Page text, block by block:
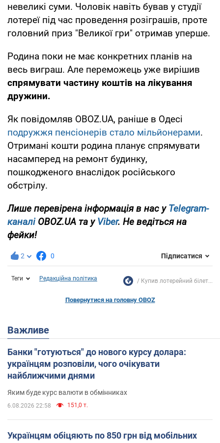
невеликі суми. Чоловік навіть бував у студії
лотереї під час проведення розіграшів, проте
головний приз "Великої гри" отримав уперше.
Родина поки не має конкретних планів на
весь виграш. Але переможець уже вирішив
спрямувати частину коштів на лікування
дружини.
Як повідомляв OBOZ.UA, раніше в Одесі
подружжя пенсіонерів стало мільйонерами.
Отримані кошти родина планує спрямувати
насамперед на ремонт будинку,
пошкодженого внаслідок російського
обстрілу.
Лише перевірена інформація в нас уTelegram-
каналіOBOZ.UA та уViber. Не ведіться на
фейки!
2 0 Підписатися
Теги Редакційна політика Купив лотерейний білет...
Повернутися на головну OBOZ
Важливе
Банки "готуються" до нового курсу долара:
українцям розповіли, чого очікувати
найближчими днями
Яким буде курс валюти в обмінниках
6.08.2026 22:58 151,0 т.
Українцям обіцяють по 850 грн від мобільних